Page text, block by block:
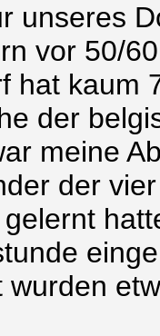
unseres
vor 50/
hat kaum
der
meine
der